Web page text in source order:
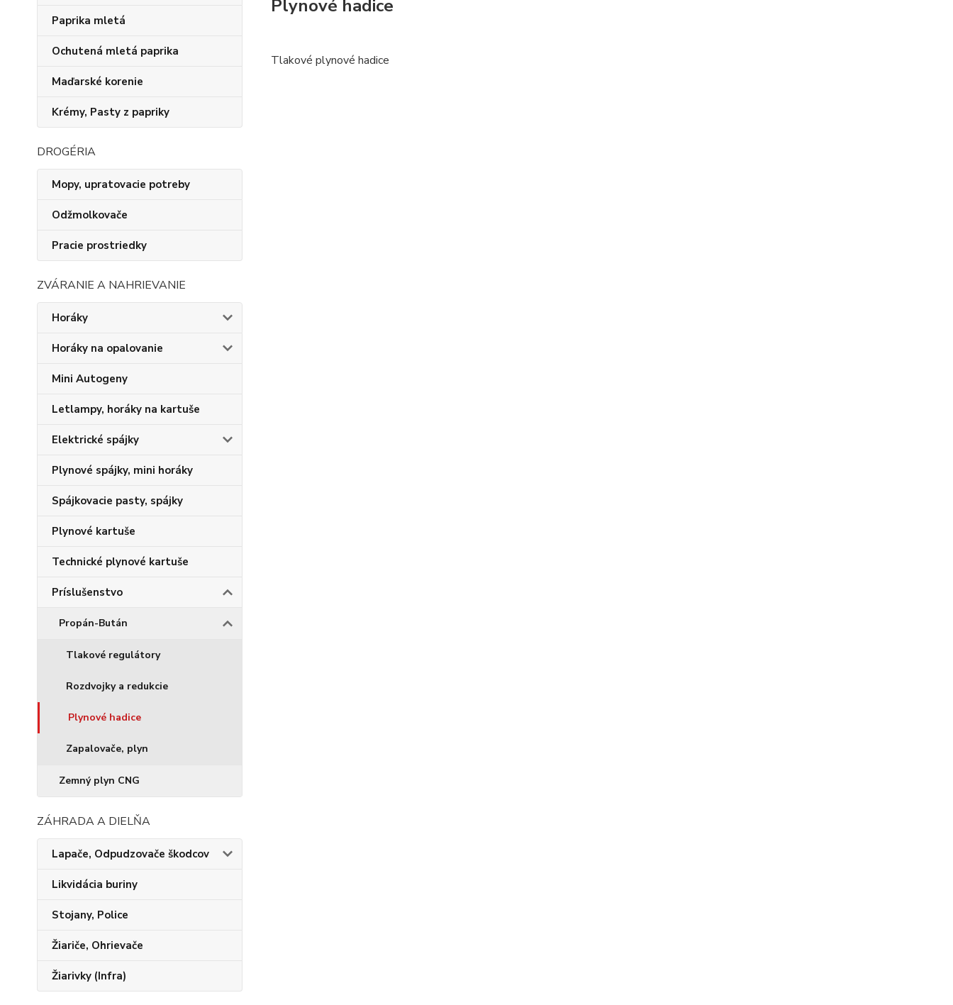
Paprika mletá
Ochutená mletá paprika
Maďarské korenie
Krémy, Pasty z papriky
DROGÉRIA
Mopy, upratovacie potreby
Odžmolkovače
Pracie prostriedky
ZVÁRANIE A NAHRIEVANIE
Horáky
Horáky na opalovanie
Mini Autogeny
Letlampy, horáky na kartuše
Elektrické spájky
Plynové spájky, mini horáky
Spájkovacie pasty, spájky
Plynové kartuše
Technické plynové kartuše
Príslušenstvo
Propán-Bután
Tlakové regulátory
Rozdvojky a redukcie
Plynové hadice
Zapalovače, plyn
Zemný plyn CNG
ZÁHRADA A DIELŇA
Lapače, Odpudzovače škodcov
Likvidácia buriny
Stojany, Police
Žiariče, Ohrievače
Žiarivky (Infra)
Plynové hadice
Tlakové plynové hadice